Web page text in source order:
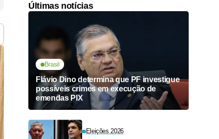
Últimas notícias
Brasil
Flávio Dino determina que PF investigue
possíveis crimes em execução de
emendas PIX
Eleições 2026